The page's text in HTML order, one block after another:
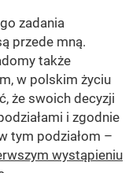
zadania
przede mną.
także
w polskim życiu
że swoich decyzji
i zgodnie
tym podziałom –
wystąpieniu